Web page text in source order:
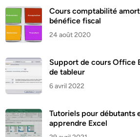
Cours comptabilité
bénéfice fiscal
24 août 2020
Support de cours Office
de tableur
6 avril 2022
Tutoriels pour débutants
apprendre Excel